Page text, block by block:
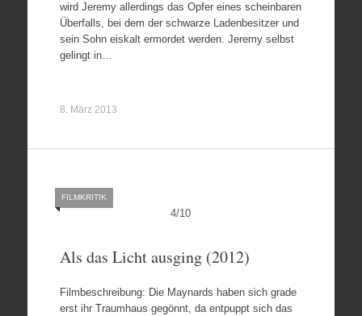
wird Jeremy allerdings das Opfer eines scheinbaren
Überfalls, bei dem der schwarze Ladenbesitzer und
sein Sohn eiskalt ermordet werden. Jeremy selbst
gelingt in…
8. März 2013
4/10
FILMKRITIK
Als das Licht ausging (2012)
Filmbeschreibung: Die Maynards haben sich grade
erst ihr Traumhaus gegönnt, da entpuppt sich das